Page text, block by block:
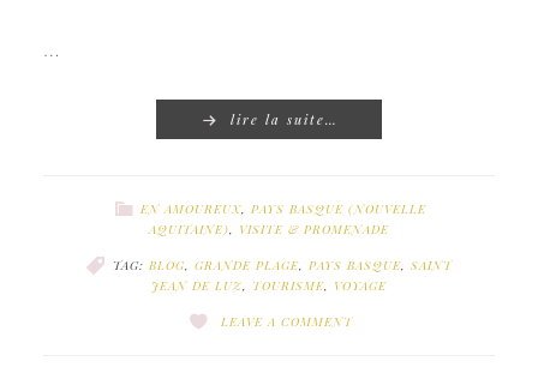
…
lire la suite…
EN AMOUREUX, PAYS BASQUE (NOUVELLE
AQUITAINE), VISITE & PROMENADE
TAG: BLOG, GRANDE PLAGE, PAYS BASQUE, SAINT
JEAN DE LUZ, TOURISME, VOYAGE
LEAVE A COMMENT